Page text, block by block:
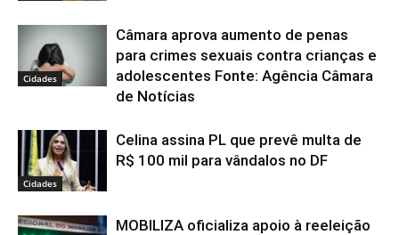
Cidades
Câmara aprova aumento de penas
para crimes sexuais contra crianças e
adolescentes Fonte: Agência Câmara
de Notícias
Cidades
Celina assina PL que prevê multa de
R$ 100 mil para vândalos no DF
MOBILIZA oficializa apoio à reeleição